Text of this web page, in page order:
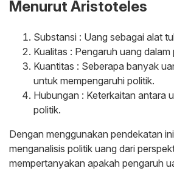
Menurut Aristoteles
Substansi : Uang sebagai alat
Kualitas : Pengaruh uang dalam
Kuantitas : Seberapa banyak
untuk mempengaruhi politik.
Hubungan : Keterkaitan antara
politik.
Dengan menggunakan pendekatan
menganalisis politik uang dari
mempertanyakan apakah pengaruh